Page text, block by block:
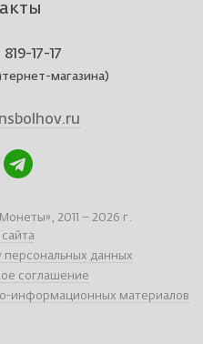
17-17
магазина)
2011 – 2026 г.
сайта
персональных данных
соглашение
информационных материалов